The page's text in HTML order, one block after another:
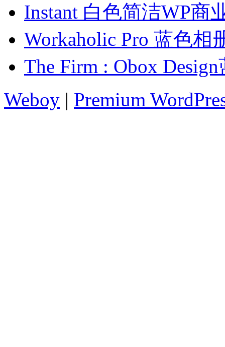
Instant 白色简洁WP商
Workaholic Pro 蓝色相
The Firm : Obox
Weboy | Premium